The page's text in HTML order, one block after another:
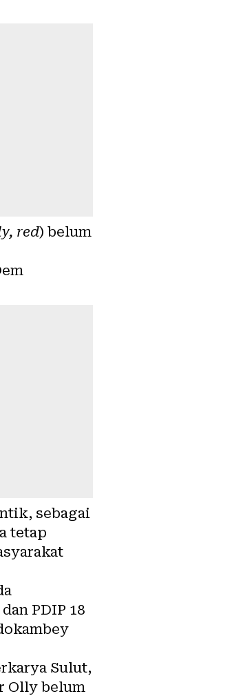
red) belum
sebagai
tetap
PDIP 18
Sulut,
Olly belum